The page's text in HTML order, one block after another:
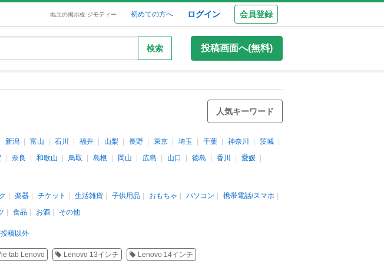
地元の掲示板 ジモティー 初めての方へ ログイン 会員登録
検索 投稿画面へ(無料)
人気キーワード
新潟 富山 石川 福井 山梨 長野 東京 埼玉 千葉 神奈川
茨城
奈良 和歌山 鳥取 島根 岡山 広島 山口 徳島 香川
愛媛
楽器 チケット 生活雑貨 子供用品 おもちゃ パソコン
携帯電話/スマホ
食品 お酒 その他
稿以外
tab Lenovo Lenovo 13インチ Lenovo 14インチ